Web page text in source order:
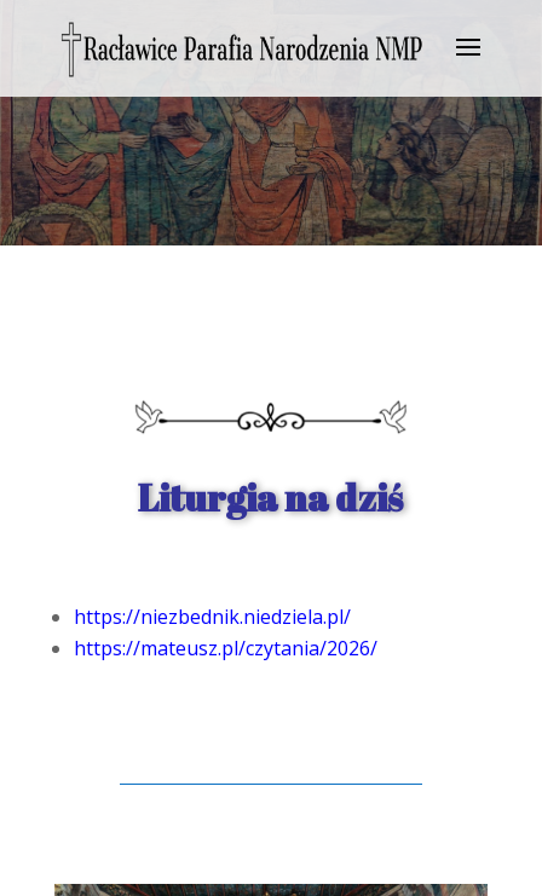
Liturgia na dziś
https://niezbednik.niedziela.pl/
https://mateusz.pl/czytania/2026/